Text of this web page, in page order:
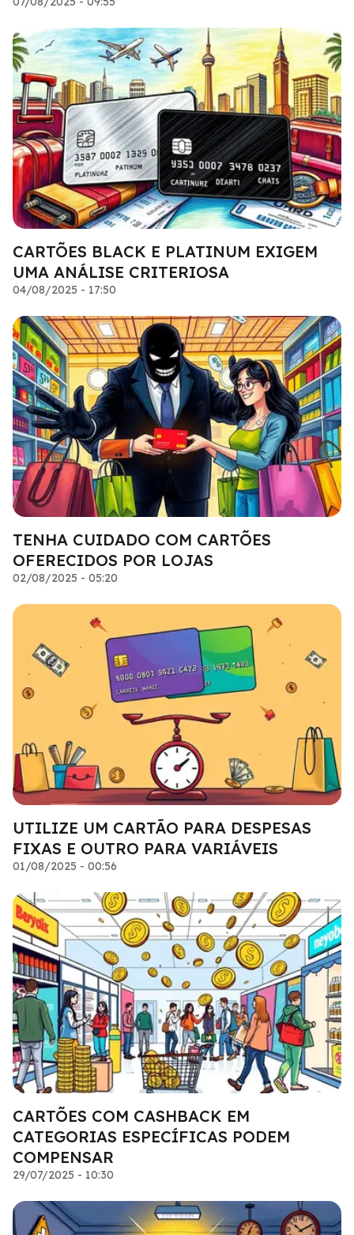
CARTÕES BLACK E PLATINUM EXIGEM
UMA ANÁLISE CRITERIOSA
04/08/2025 - 17:50
TENHA CUIDADO COM CARTÕES
OFERECIDOS POR LOJAS
02/08/2025 - 05:20
UTILIZE UM CARTÃO PARA DESPESAS
FIXAS E OUTRO PARA VARIÁVEIS
01/08/2025 - 00:56
CARTÕES COM CASHBACK EM
CATEGORIAS ESPECÍFICAS PODEM
COMPENSAR
29/07/2025 - 10:30